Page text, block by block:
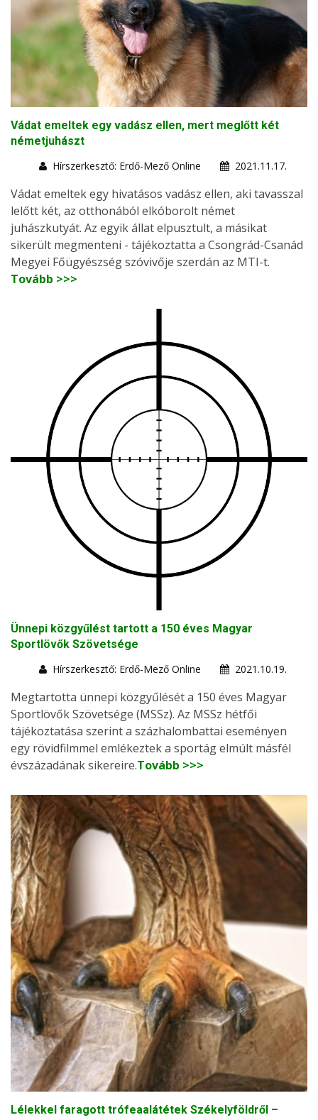
Vádat emeltek egy vadász ellen, mert meglőtt két
németjuhászt
Hírszerkesztő: Erdő-Mező Online
2021.11.17.
Vádat emeltek egy hivatásos vadász ellen, aki tavasszal
lelőtt két, az otthonából elkóborolt német
juhászkutyát. Az egyik állat elpusztult, a másikat
sikerült megmenteni - tájékoztatta a Csongrád-Csanád
Megyei Főügyészség szóvivője szerdán az MTI-t.
Tovább >>>
Ünnepi közgyűlést tartott a 150 éves Magyar
Sportlövők Szövetsége
Hírszerkesztő: Erdő-Mező Online
2021.10.19.
Megtartotta ünnepi közgyűlését a 150 éves Magyar
Sportlövők Szövetsége (MSSz). Az MSSz hétfői
tájékoztatása szerint a százhalombattai eseményen
egy rövidfilmmel emlékeztek a sportág elmúlt másfél
évszázadának sikereire.Tovább >>>
Lélekkel faragott trófeaalátétek Székelyföldről –